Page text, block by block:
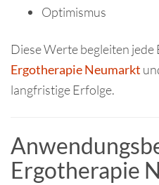
Optimismus
Diese Werte begleiten
Ergotherapie Neumarkt
langfristige Erfolge.
Ergotherapie